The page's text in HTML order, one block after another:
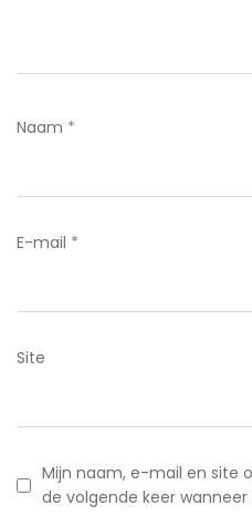
Naam *
E-mail *
Site
Mijn naam, e-mail en site
de volgende keer